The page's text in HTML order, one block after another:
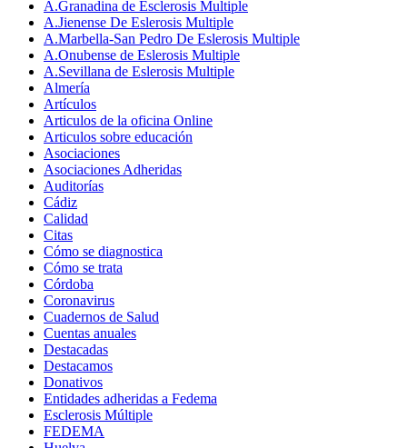
A.Granadina de Esclerosis Multiple
A.Jienense De Eslerosis Multiple
A.Marbella-San Pedro De Eslerosis Multiple
A.Onubense de Eslerosis Multiple
A.Sevillana de Eslerosis Multiple
Almería
Artículos
Articulos de la oficina Online
Articulos sobre educación
Asociaciones
Asociaciones Adheridas
Auditorías
Cádiz
Calidad
Citas
Cómo se diagnostica
Cómo se trata
Córdoba
Coronavirus
Cuadernos de Salud
Cuentas anuales
Destacadas
Destacamos
Donativos
Entidades adheridas a Fedema
Esclerosis Múltiple
FEDEMA